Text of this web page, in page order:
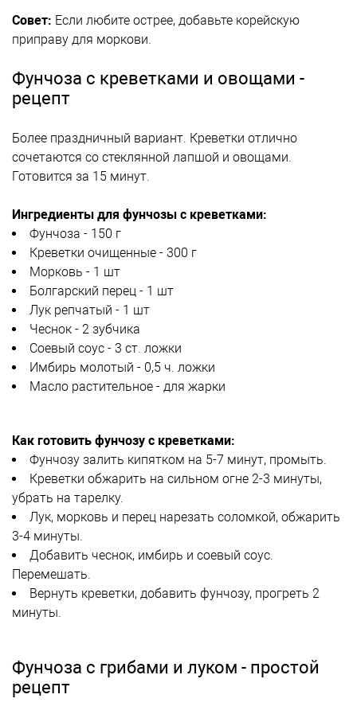
Совет: Если любите острее, добавьте корейскую
приправу для моркови.
Фунчоза с креветками и овощами -
рецепт
Более праздничный вариант. Креветки отлично
сочетаются со стеклянной лапшой и овощами.
Готовится за 15 минут.
Ингредиенты для фунчозы с креветками:
Фунчоза - 150 г
Креветки очищенные - 300 г
Морковь - 1 шт
Болгарский перец - 1 шт
Лук репчатый - 1 шт
Чеснок - 2 зубчика
Соевый соус - 3 ст. ложки
Имбирь молотый - 0,5 ч. ложки
Масло растительное - для жарки
Как готовить фунчозу с креветками:
Фунчозу залить кипятком на 5-7 минут, промыть.
Креветки обжарить на сильном огне 2-3 минуты,
убрать на тарелку.
Лук, морковь и перец нарезать соломкой, обжарить
3-4 минуты.
Добавить чеснок, имбирь и соевый соус.
Перемешать.
Вернуть креветки, добавить фунчозу, прогреть 2
минуты.
Фунчоза с грибами и луком - простой
рецепт